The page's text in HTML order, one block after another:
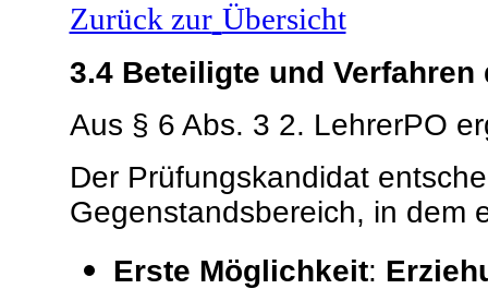
Zurück zur Übersicht
3.4Beteiligte und Verfahren
Aus § 6 Abs. 3 2. LehrerPO
Der Prüfungskandidat
Gegenstandsbereich, in dem
Erste Möglichkeit: